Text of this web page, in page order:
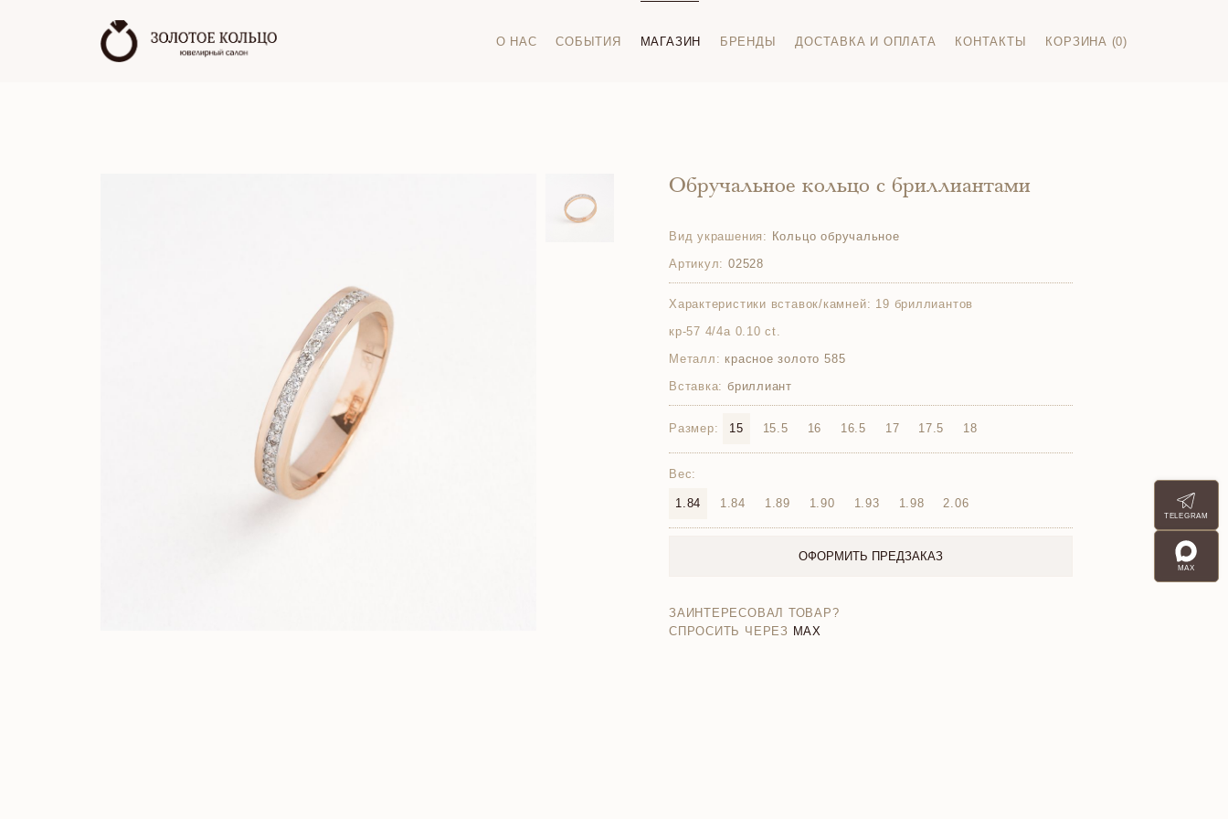
О НАС СОБЫТИЯ МАГАЗИН БРЕНДЫ ДОСТАВКА И ОПЛАТА КОНТАКТЫ КОРЗИНА (0)
Обручальное кольцо с бриллиантами
Вид украшения: Кольцо обручальное
Артикул: 02528
Характеристики вставок/камней: 19 бриллиантов
кр-57 4/4а 0.10 ct.
Металл: красное золото 585
Вставка: бриллиант
Размер: 15 15.5 16 16.5 17 17.5 18
Вес:
1.84 1.84 1.89 1.90 1.93 1.98 2.06
ОФОРМИТЬ ПРЕДЗАКАЗ
ЗАИНТЕРЕСОВАЛ ТОВАР?
СПРОСИТЬ ЧЕРЕЗ MAX
TELEGRAM
MAX